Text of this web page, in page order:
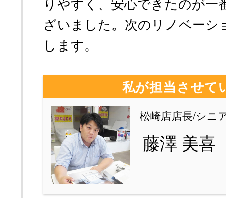
ざいました。次のリノベー
します。
私が担当させて
松崎店店長/シニ
藤澤 美喜